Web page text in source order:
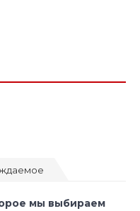
мы выбираем